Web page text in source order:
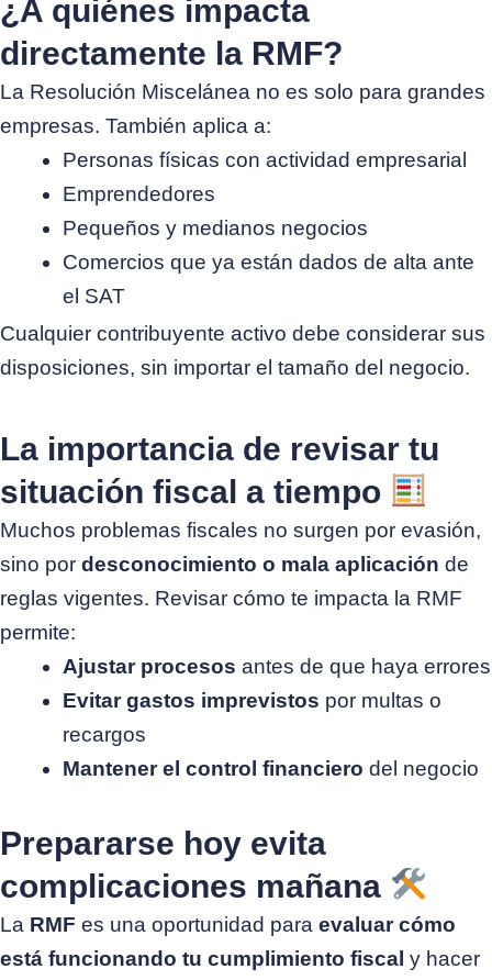
¿A quiénes impacta
directamente la RMF?
La Resolución Miscelánea no es solo para grandes
empresas. También aplica a:
Personas físicas con actividad empresarial
Emprendedores
Pequeños y medianos negocios
Comercios que ya están dados de alta ante
el SAT
Cualquier contribuyente activo debe considerar sus
disposiciones, sin importar el tamaño del negocio.
La importancia de revisar tu
situación fiscal a tiempo
Muchos problemas fiscales no surgen por evasión,
sino por desconocimiento o mala aplicación de
reglas vigentes. Revisar cómo te impacta la RMF
permite:
Ajustar procesos antes de que haya errores
Evitar gastos imprevistos por multas o
recargos
Mantener el control financiero del negocio
Prepararse hoy evita
complicaciones mañana
La RMF es una oportunidad para evaluar cómo
está funcionando tu cumplimiento fiscal y hacer